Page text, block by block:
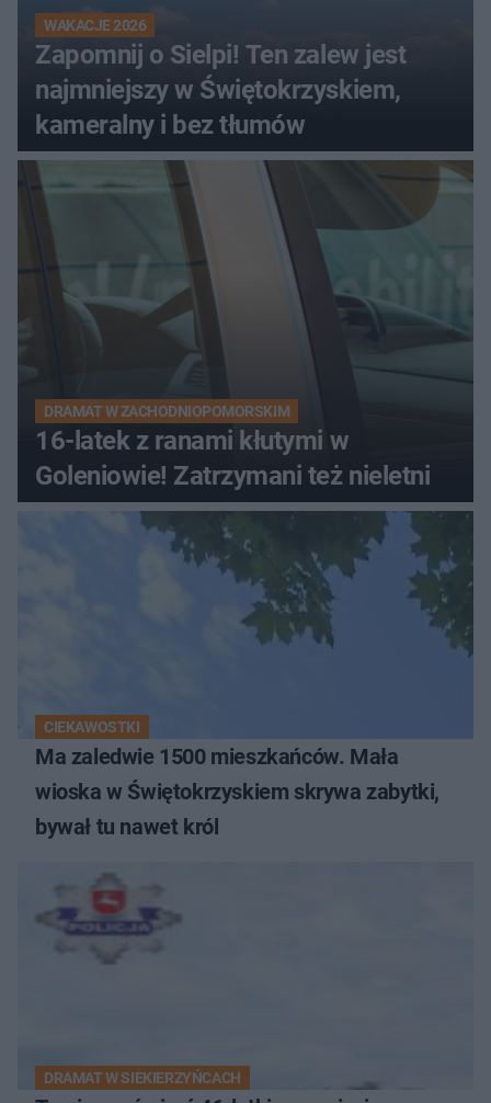
WAKACJE 2026
Zapomnij o Sielpi! Ten zalew jest
najmniejszy w Świętokrzyskiem,
kameralny i bez tłumów
DRAMAT W ZACHODNIOPOMORSKIM
16-latek z ranami kłutymi w
Goleniowie! Zatrzymani też nieletni
CIEKAWOSTKI
Ma zaledwie 1500 mieszkańców. Mała
wioska w Świętokrzyskiem skrywa zabytki,
bywał tu nawet król
DRAMAT W SIEKIERZYŃCACH